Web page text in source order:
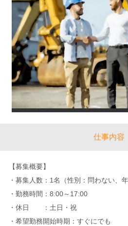
仕事内容
【募集概要】
・募集人数：1名（性別：問わない、
・勤務時間：8:00～17:00
・休日 ：土日・祝
・希望勤務開始時期：すぐにでも